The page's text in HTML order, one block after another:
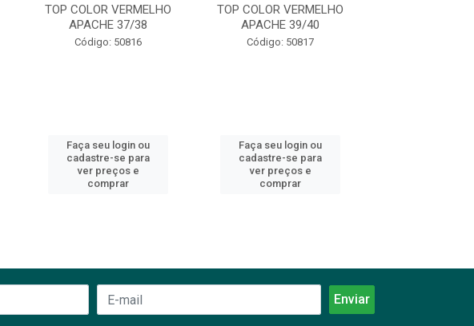
TOP COLOR VERMELHO
APACHE 37/38
Código: 50816
Faça seu login ou
cadastre-se para
ver preços e
comprar
TOP COLOR VERMELHO
APACHE 39/40
Código: 50817
Faça seu login ou
cadastre-se para
ver preços e
comprar